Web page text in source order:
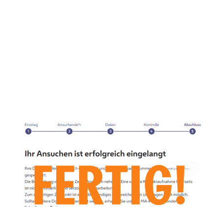
Welche Daten muss ich angeben?
Du musst angeben ob du eine „natürliche Person“ (=
Mensch) bist. Danach folgen Name und Akademische
Grade, Geburtsdatum und Geschlecht. Sie verlangen
dann noch eine Art von Kontaktmöglichkeit (Telefon
oder E-Mail Adresse). Anschließend gibst du bekannt,